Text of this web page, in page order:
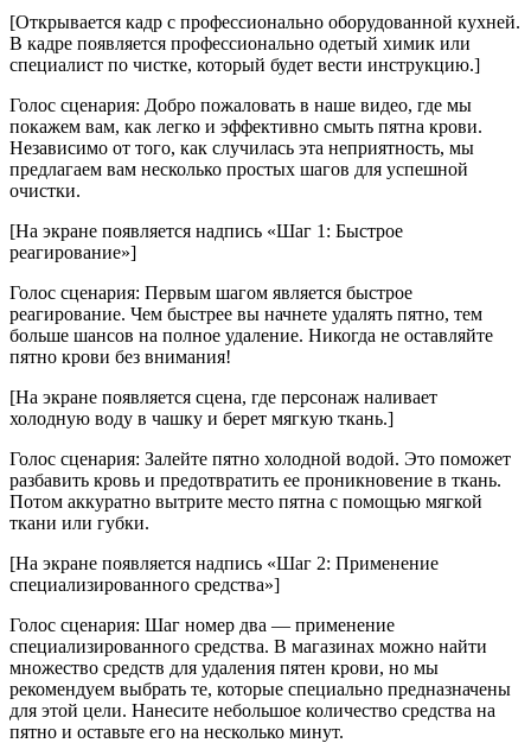
[Открывается кадр с профессионально оборудованной кухней.
В кадре появляется профессионально одетый химик или
специалист по чистке, который будет вести инструкцию.]
Голос сценария: Добро пожаловать в наше видео, где мы
покажем вам, как легко и эффективно смыть пятна крови.
Независимо от того, как случилась эта неприятность, мы
предлагаем вам несколько простых шагов для успешной
очистки.
[На экране появляется надпись «Шаг 1: Быстрое
реагирование»]
Голос сценария: Первым шагом является быстрое
реагирование. Чем быстрее вы начнете удалять пятно, тем
больше шансов на полное удаление. Никогда не оставляйте
пятно крови без внимания!
[На экране появляется сцена, где персонаж наливает
холодную воду в чашку и берет мягкую ткань.]
Голос сценария: Залейте пятно холодной водой. Это поможет
разбавить кровь и предотвратить ее проникновение в ткань.
Потом аккуратно вытрите место пятна с помощью мягкой
ткани или губки.
[На экране появляется надпись «Шаг 2: Применение
специализированного средства»]
Голос сценария: Шаг номер два — применение
специализированного средства. В магазинах можно найти
множество средств для удаления пятен крови, но мы
рекомендуем выбрать те, которые специально предназначены
для этой цели. Нанесите небольшое количество средства на
пятно и оставьте его на несколько минут.